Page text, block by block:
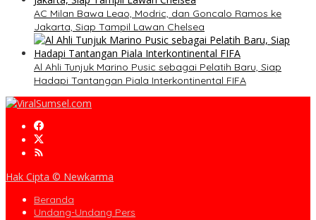
AC Milan Bawa Leao, Modric, dan Goncalo Ramos ke
Jakarta, Siap Tampil Lawan Chelsea
Al Ahli Tunjuk Marino Pusic sebagai Pelatih Baru, Siap
Hadapi Tantangan Piala Interkontinental FIFA
Hak Cipta © Newkarma
Beranda
Undang-Undang Pers